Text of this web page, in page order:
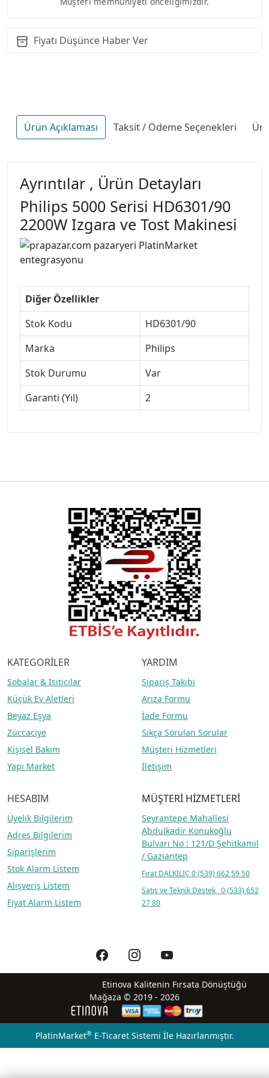
Fiyatı Düşünce Haber Ver
Ürün Açıklaması Taksit / Ödeme Seçenekleri
Ayrıntılar , Ürün Detayları
Philips 5000 Serisi HD6301/90
2200W Izgara ve Tost Makinesi
Diğer Özellikler
Stok Kodu
HD6301/90
Marka
Philips
Stok Durumu
Var
Garanti (Yıl)
2
KATEGORİLER
Sobalar & Isıtıcılar
Küçük Ev Aletleri
Beyaz Eşya
Züccaciye
Kişisel Bakım
Yapı Market
YARDIM
Sipariş Takibi
Arıza Formu
İade Formu
Sıkça Sorulan Sorular
Müşteri Hizmetleri
İletişim
HESABIM
Üyelik Bilgilerim
Adres Bilgilerim
Siparişlerim
Stok Alarm Listem
Alışveriş Listem
Fiyat Alarm Listem
MÜŞTERİ HİZMETLERİ
Seyrantepe Mahallesi
Abdulkadir Konukoğlu
Bulvarı No : 121/D Şehitkamil
/ Gaziantep
Fırat DALKILIÇ 0 (539) 662 59 50
Satış ve Teknik Destek 0 (533) 652
27 80
Etinova Kalitenin Fırsata Dönüştüğü
Mağaza © 2019 - 2026
PlatinMarket®E-Ticaret Sistemi İle Hazırlanmıştır.